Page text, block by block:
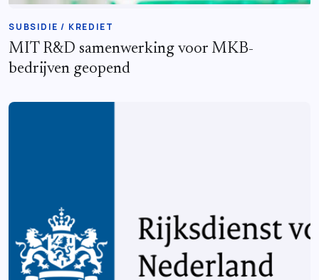
SUBSIDIE / KREDIET
MIT R&D samenwerking voor MKB-
bedrijven geopend